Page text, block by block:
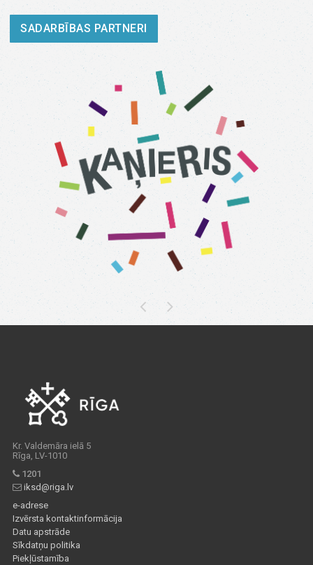
SADARBĪBAS PARTNERI
Kr. Valdemāra ielā 5
Rīga, LV-1010
1201
iksd@riga.lv
e-adrese
Izvērsta kontaktinformācija
Datu apstrāde
Sīkdatņu politika
Piekļūstamība